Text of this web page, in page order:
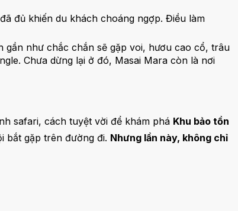
đủ khiến du khách choáng ngợp. Điều làm
gần như chắc chắn sẽ gặp voi, hươu cao cổ, trâu
Chưa dừng lại ở đó, Masai Mara còn là nơi
safari, cách tuyệt vời để khám phá Khu bảo tồn
bắt gặp trên đường đi. Nhưng lần này, không chỉ